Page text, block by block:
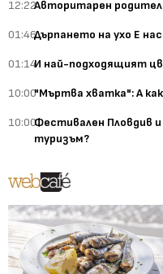
12:22Авторитарен родител
01:46Дърпането на ухо Е
01:14И най-подходящият
10:00"Мъртва хватка": А
10:00Фестивален Пловдив
туризъм?